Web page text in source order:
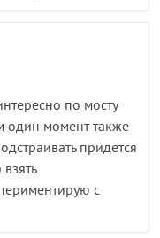
по мосту
один момент также
придется
с